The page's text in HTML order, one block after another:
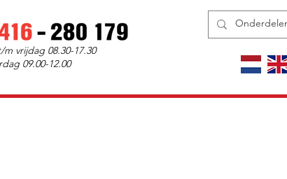
vrijdag 08.30-17.30
09.00-12.00